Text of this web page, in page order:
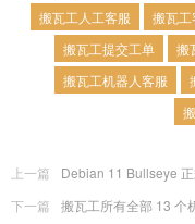
搬瓦工人工客服
搬瓦工
搬瓦工提交工单
搬
搬瓦工机器人客服
上一篇
Debian 11 Bullseye
下一篇
搬瓦工所有全部 13 个